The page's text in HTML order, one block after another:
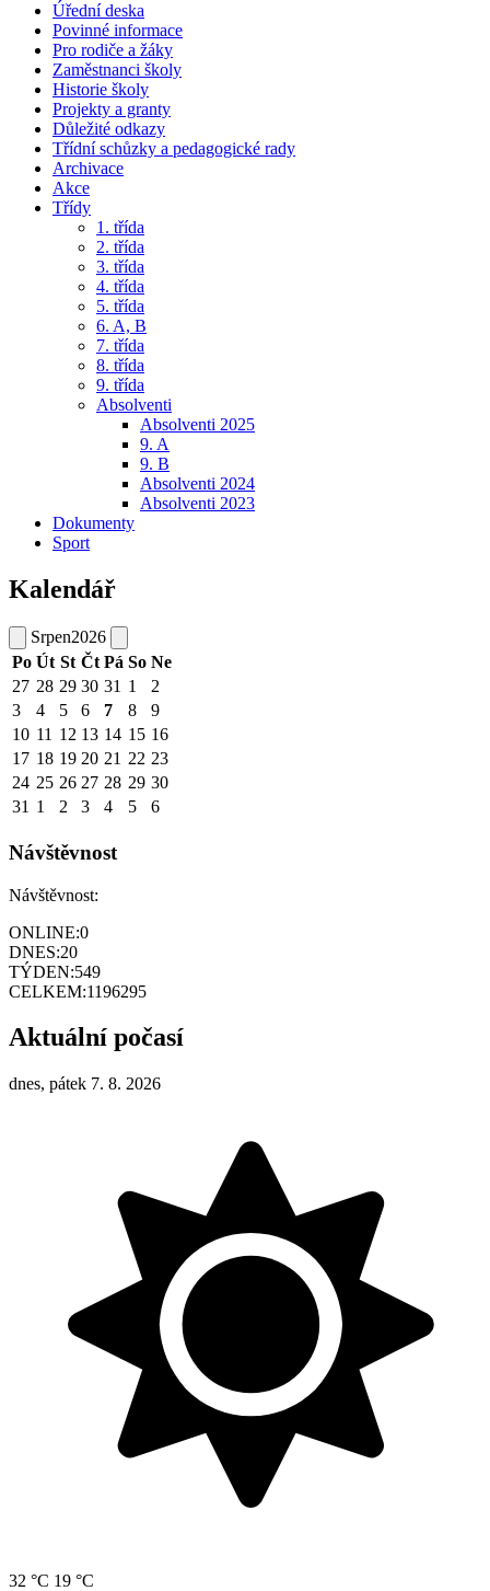
Úřední deska
Povinné informace
Pro rodiče a žáky
Zaměstnanci školy
Historie školy
Projekty a granty
Důležité odkazy
Třídní schůzky a pedagogické rady
Archivace
Akce
Třídy
1. třída
2. třída
3. třída
4. třída
5. třída
6. A, B
7. třída
8. třída
9. třída
Absolventi
Absolventi 2025
9. A
9. B
Absolventi 2024
Absolventi 2023
Dokumenty
Sport
Kalendář
Srpen2026
Po Út St Čt Pá So Ne
27 28 29 30 31 1
2
3
4 5 6 7 8
9
10 11 12 13 14 15 16
17 18 19 20 21 22 23
24 25 26 27 28 29 30
31 1 2 3 4 5 6
Návštěvnost
Návštěvnost:
ONLINE:0
DNES:20
TÝDEN:549
CELKEM:1196295
Aktuální počasí
dnes, pátek 7. 8. 2026
32 °C 19 °C